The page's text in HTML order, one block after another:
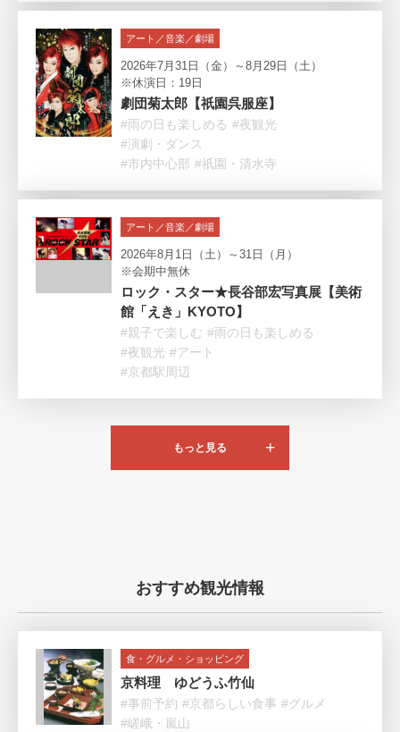
アート／音楽／劇場
2026年7月31日（金）～8月29日（土）
※休演日：19日
劇団菊太郎【祇園呉服座】
#雨の日も楽しめる #夜観光
#演劇・ダンス
#市内中心部 #祇園・清水寺
アート／音楽／劇場
2026年8月1日（土）～31日（月）
※会期中無休
ロック・スター★長谷部宏写真展【美術
館「えき」KYOTO】
#親子で楽しむ #雨の日も楽しめる
#夜観光 #アート
#京都駅周辺
もっと見る
おすすめ観光情報
食・グルメ・ショッピング
京料理 ゆどうふ竹仙
#事前予約 #京都らしい食事 #グルメ
#嵯峨・嵐山